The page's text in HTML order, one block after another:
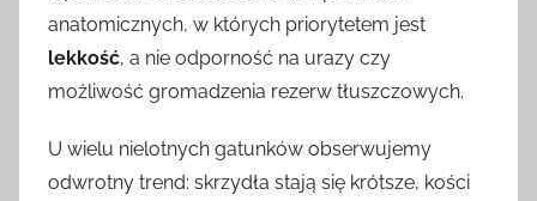
anatomicznych, w których priorytetem jest
lekkość, a nie odporność na urazy czy
możliwość gromadzenia rezerw tłuszczowych.
U wielu nielotnych gatunków obserwujemy
odwrotny trend: skrzydła stają się krótsze, kości